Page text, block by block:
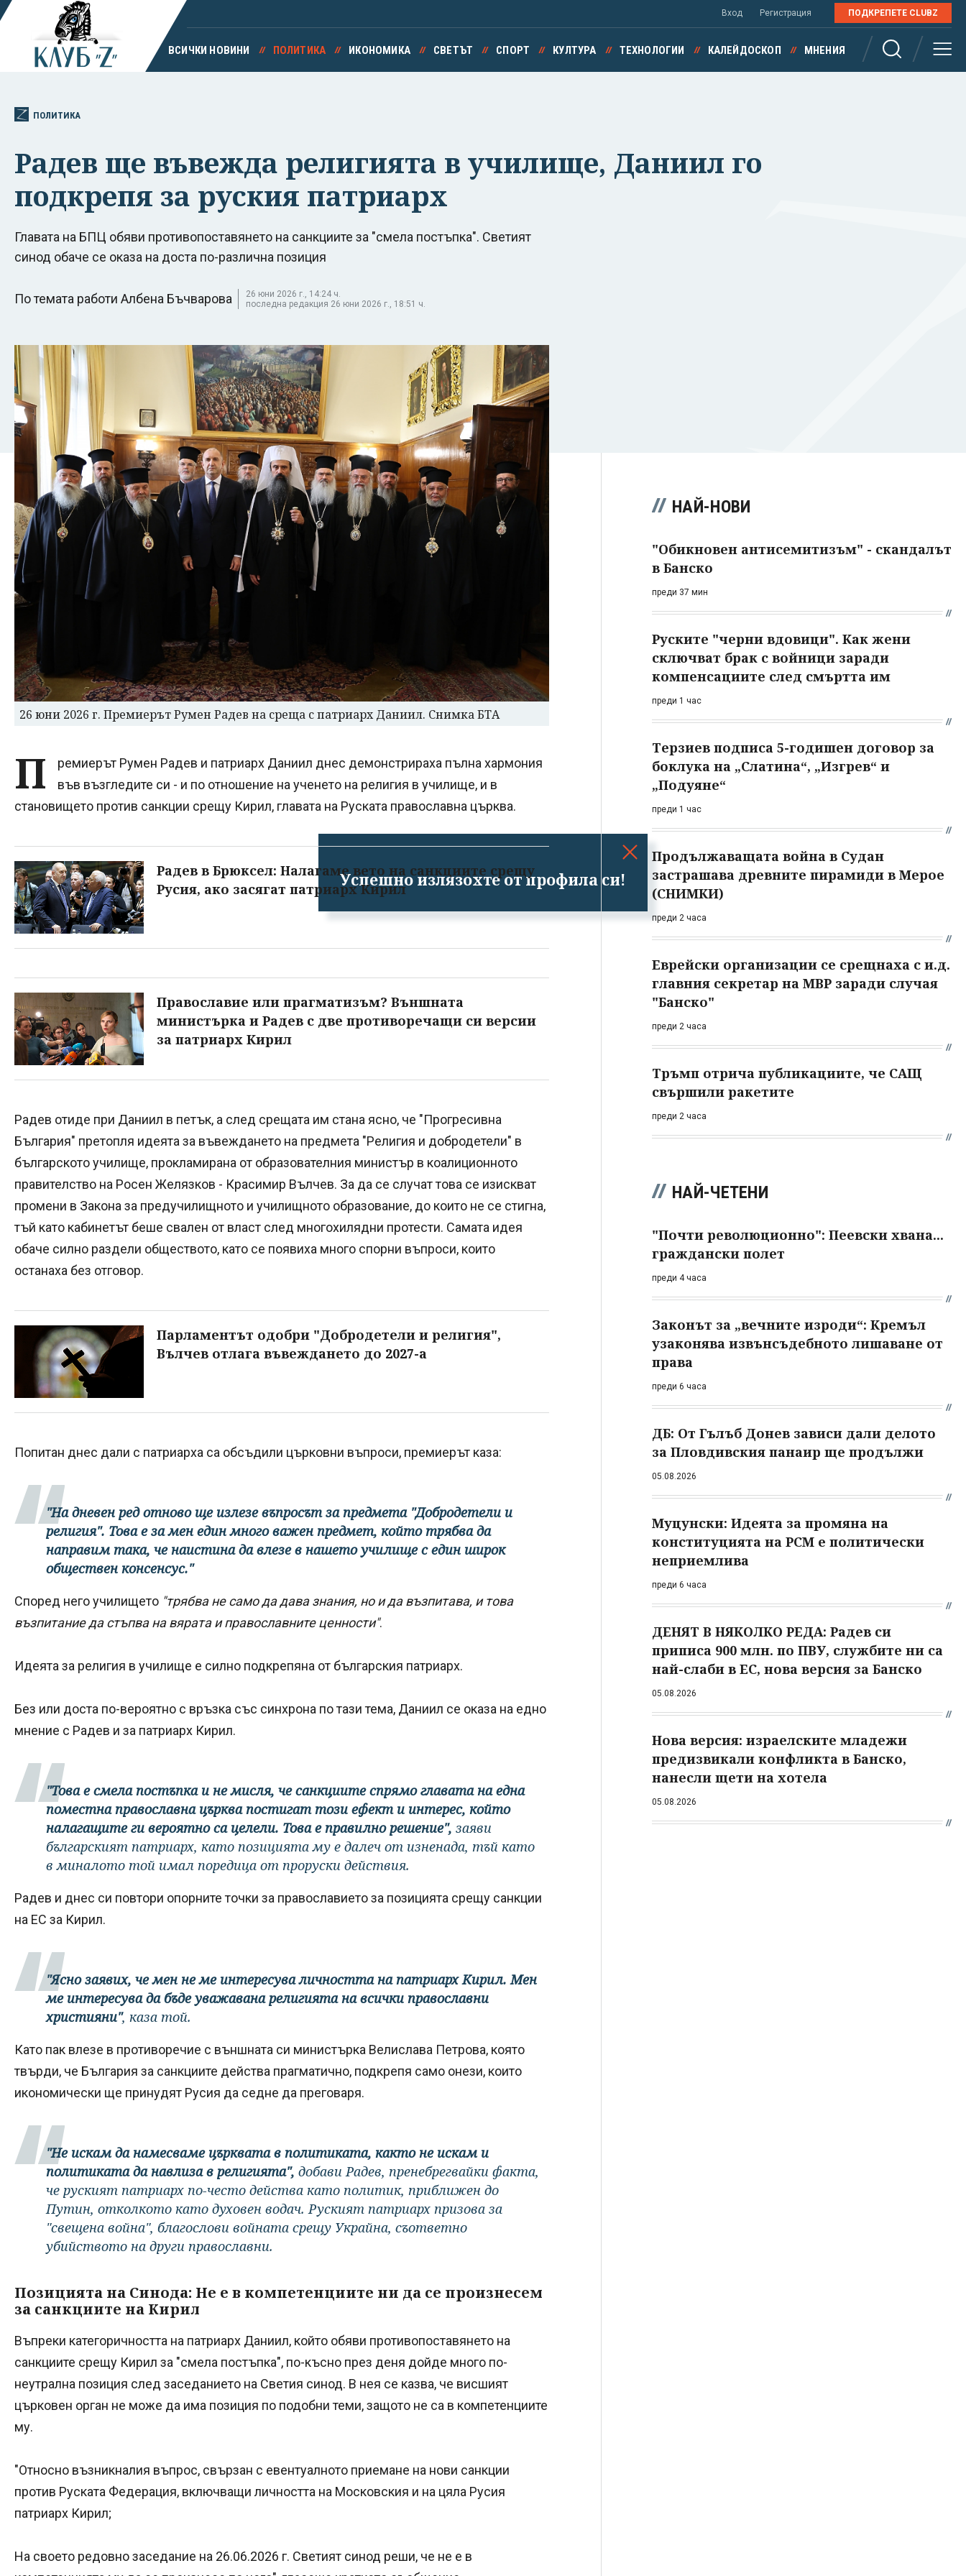
Успешно излязохте от профила си!
Вход Регистрация ПОДКРЕПЕТЕ CLUBZ
ВСИЧКИ НОВИНИ ПОЛИТИКА ИКОНОМИКА СВЕТЪТ СПОРТ КУЛТУРА ТЕХНОЛОГИИ КАЛЕЙДОСКОП МНЕНИЯ
ПОЛИТИКА
Радев ще въвежда религията в училище, Даниил го
подкрепя за руския патриарх
Главата на БПЦ обяви противопоставянето на санкциите за "смела постъпка". Светият
синод обаче се оказа на доста по-различна позиция
По темата работи Албена Бъчварова
26 юни 2026 г., 14:24 ч.
последна редакция 26 юни 2026 г., 18:51 ч.
26 юни 2026 г. Премиерът Румен Радев на среща с патриарх Даниил. Снимка БТА
П
ремиерът Румен Радев и патриарх Даниил днес демонстрираха пълна хармония
във възгледите си - и по отношение на ученето на религия в училище, и в
становището против санкции срещу Кирил, главата на Руската православна църква.
Радев в Брюксел: Налагаме вето на санкциите срещу
Русия, ако засягат патриарх Кирил
Православие или прагматизъм? Външната
министърка и Радев с две противоречащи си версии
за патриарх Кирил
Радев отиде при Даниил в петък, а след срещата им стана ясно, че "Прогресивна
България" претопля идеята за въвеждането на предмета "Религия и добродетели" в
българското училище, прокламирана от образователния министър в коалиционното
правителство на Росен Желязков - Красимир Вълчев. За да се случат това се изискват
промени в Закона за предучилищното и училищното образование, до които не се стигна,
тъй като кабинетът беше свален от власт след многохилядни протести. Самата идея
обаче силно раздели обществото, като се появиха много спорни въпроси, които
останаха без отговор.
Парламентът одобри "Добродетели и религия",
Вълчев отлага въвеждането до 2027-а
Попитан днес дали с патриарха са обсъдили църковни въпроси, премиерът каза:
"На дневен ред отново ще излезе въпросът за предмета "Добродетели и
религия". Това е за мен един много важен предмет, който трябва да
направим така, че наистина да влезе в нашето училище с един широк
обществен консенсус."
Според него училището "трябва не само да дава знания, но и да възпитава, и това
възпитание да стъпва на вярата и православните ценности".
Идеята за религия в училище е силно подкрепяна от българския патриарх.
Без или доста по-вероятно с връзка със синхрона по тази тема, Даниил се оказа на едно
мнение с Радев и за патриарх Кирил.
"Това е смела постъпка и не мисля, че санкциите спрямо главата на една
поместна православна църква постигат този ефект и интерес, който
налагащите ги вероятно са целели. Това е правилно решение", заяви
българският патриарх, като позицията му е далеч от изненада, тъй като
в миналото той имал поредица от проруски действия.
Радев и днес си повтори опорните точки за православието за позицията срещу санкции
на ЕС за Кирил.
"Ясно заявих, че мен не ме интересува личността на патриарх Кирил. Мен
ме интересува да бъде уважавана религията на всички православни
християни", каза той.
Като пак влезе в противоречие с външната си министърка Велислава Петрова, която
твърди, че България за санкциите действа прагматично, подкрепя само онези, които
икономически ще принудят Русия да седне да преговаря.
"Не искам да намесваме църквата в политиката, както не искам и
политиката да навлиза в религията", добави Радев, пренебрегвайки факта,
че руският патриарх по-често действа като политик, приближен до
Путин, отколкото като духовен водач. Руският патриарх призова за
"свещена война", благослови войната срещу Украйна, съответно
убийството на други православни.
Позицията на Синода: Не е в компетенциите ни да се произнесем
за санкциите на Кирил
Въпреки категоричността на патриарх Даниил, който обяви противопоставянето на
санкциите срещу Кирил за "смела постъпка", по-късно през деня дойде много по-
неутрална позиция след заседанието на Светия синод. В нея се казва, че висшият
църковен орган не може да има позиция по подобни теми, защото не са в компетенциите
му.
"Относно възникналия въпрос, свързан с евентуалното приемане на нови санкции
против Руската Федерация, включващи личността на Московския и на цяла Русия
патриарх Кирил;
На своето редовно заседание на 26.06.2026 г. Светият синод реши, че не е в
НАЙ-НОВИ
"Обикновен антисемитизъм" - скандалът
в Банско
преди 37 мин
Руските "черни вдовици". Как жени
сключват брак с войници заради
компенсациите след смъртта им
преди 1 час
Терзиев подписа 5-годишен договор за
боклука на „Слатина“, „Изгрев“ и
„Подуяне“
преди 1 час
Продължаващата война в Судан
застрашава древните пирамиди в Мерое
(СНИМКИ)
преди 2 часа
Еврейски организации се срещнаха с и.д.
главния секретар на МВР заради случая
"Банско"
преди 2 часа
Тръмп отрича публикациите, че САЩ
свършили ракетите
преди 2 часа
НАЙ-ЧЕТЕНИ
"Почти революционно": Пеевски хвана...
граждански полет
преди 4 часа
Законът за „вечните изроди“: Кремъл
узаконява извънсъдебното лишаване от
права
преди 6 часа
ДБ: От Гълъб Донев зависи дали делото
за Пловдивския панаир ще продължи
05.08.2026
Муцунски: Идеята за промяна на
конституцията на РСМ е политически
неприемлива
преди 6 часа
ДЕНЯТ В НЯКОЛКО РЕДА: Радев си
приписа 900 млн. по ПВУ, службите ни са
най-слаби в ЕС, нова версия за Банско
05.08.2026
Нова версия: израелските младежи
предизвикали конфликта в Банско,
нанесли щети на хотела
05.08.2026